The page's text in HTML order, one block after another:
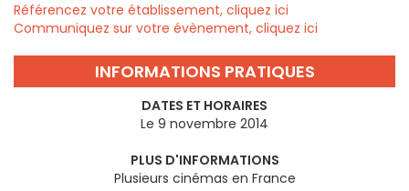
Référencez votre établissement, cliquez ici
Communiquez sur votre évènement, cliquez ici
INFORMATIONS PRATIQUES
DATES ET HORAIRES
Le 9 novembre 2014
PLUS D'INFORMATIONS
Plusieurs cinémas en France